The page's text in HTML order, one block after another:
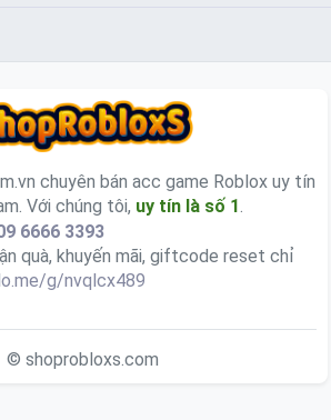
chuyên bán acc game Roblox uy tín
Với chúng tôi, uy tín là số 1
6666 3393
quà, khuyến mãi, giftcode reset chỉ
g/nvqlcx489
© shoprobloxs.com